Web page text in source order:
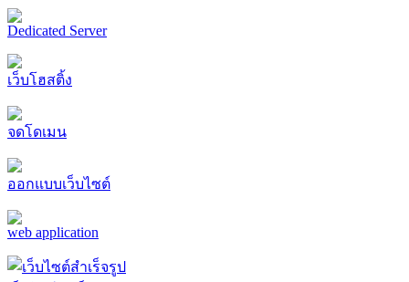
Dedicated Server
เว็บโฮสติ้ง
จดโดเมน
ออกแบบเว็บไซต์
web application